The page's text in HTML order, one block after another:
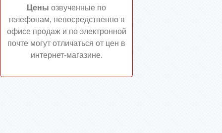
Цены озвученные по
телефонам, непосредственно в
офисе продаж и по электронной
почте могут отличаться от цен в
интернет-магазине.